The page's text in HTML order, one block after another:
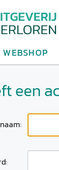
WEBSHOP
een